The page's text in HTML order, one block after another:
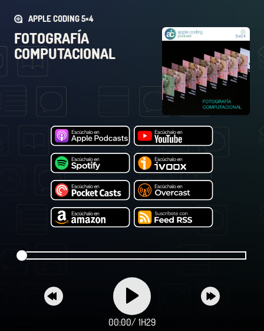
APPLE CODING 5×4
FOTOGRAFÍA
COMPUTACIONAL
00:00/ 1H29